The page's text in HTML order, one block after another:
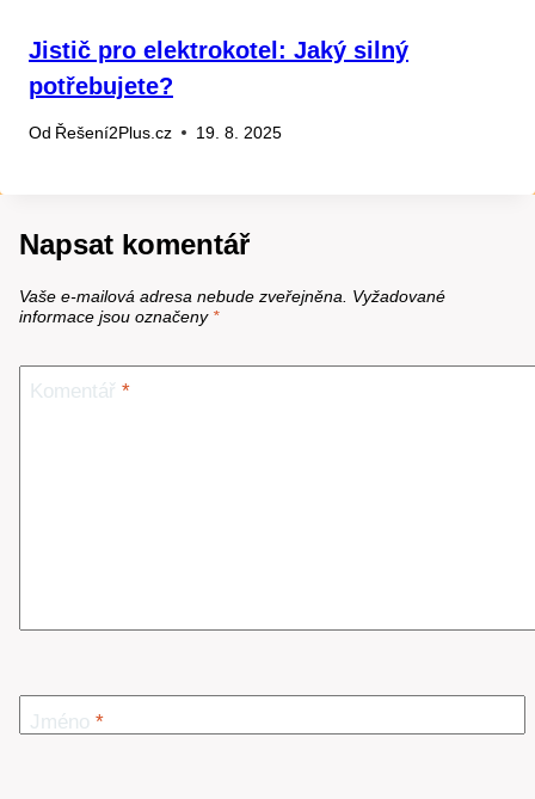
Jistič pro elektrokotel: Jaký silný
potřebujete?
Od Řešení2Plus.cz 19. 8. 2025
Napsat komentář
Vaše e-mailová adresa nebude zveřejněna.
Vyžadované
informace jsou označeny *
Komentář *
Jméno *